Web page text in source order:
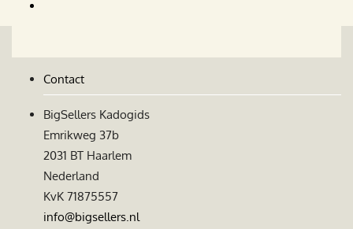
Contact
BigSellers Kadogids
Emrikweg 37b
2031 BT Haarlem
Nederland
KvK 71875557
info@bigsellers.nl